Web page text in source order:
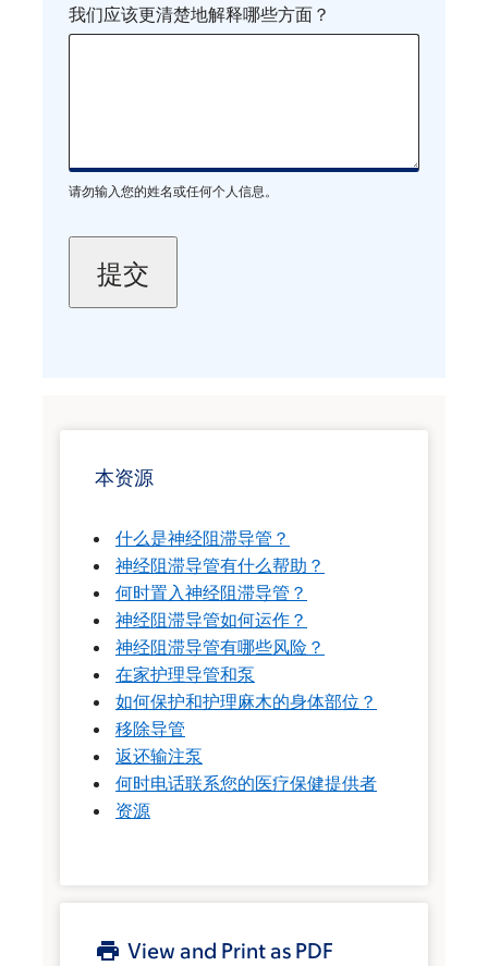
我们应该更清楚地解释哪些方面？
请勿输入您的姓名或任何个人信息。
本资源
什么是神经阻滞导管？
神经阻滞导管有什么帮助？
何时置入神经阻滞导管？
神经阻滞导管如何运作？
神经阻滞导管有哪些风险？
在家护理导管和泵
如何保护和护理麻木的身体部位？
移除导管
返还输注泵
何时电话联系您的医疗保健提供者
资源
View and Print as PDF